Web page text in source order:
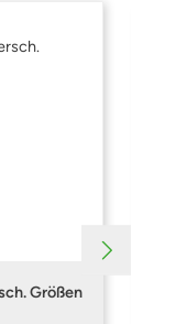
Größen